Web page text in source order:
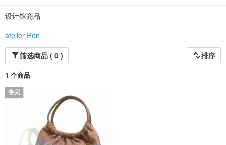
设计馆商品
atelier Ren
筛选商品 ( 0 )
排序
1 个商品
售完